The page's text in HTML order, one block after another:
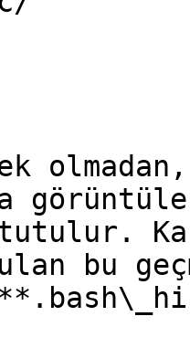
bu